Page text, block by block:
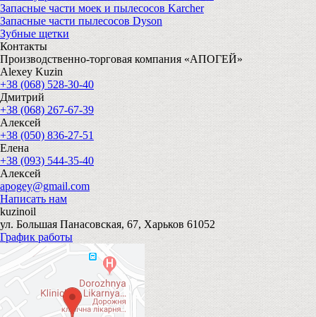
Запасные части моек и пылесосов Karcher
Запасные части пылесосов Dyson
Зубные щетки
Контакты
Производственно-торговая компания «АПОГЕЙ»
Alexey Kuzin
+38 (068) 528-30-40
Дмитрий
+38 (068) 267-67-39
Алексей
+38 (050) 836-27-51
Елена
+38 (093) 544-35-40
Алексей
apogey@gmail.com
Написать нам
kuzinoil
ул. Большая Панасовская, 67, Харьков 61052
График работы